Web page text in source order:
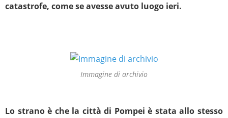
catastrofe, come se avesse avuto luogo ieri.
Immagine di archivio
Lo strano è che la città di Pompei è stata allo stesso